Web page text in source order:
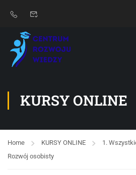
KURSY ONLINE
Home KURSY ONLINE
1.
Rozwój osobisty